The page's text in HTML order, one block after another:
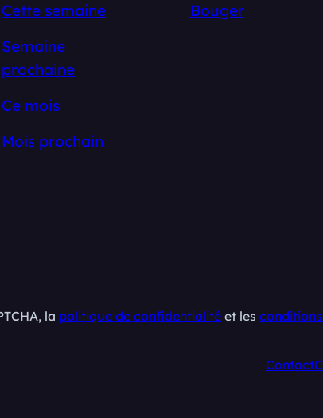
Cette semaine
Semaine
prochaine
Ce mois
Mois prochain
Bouger
la politique de confidentialité et les
Contact